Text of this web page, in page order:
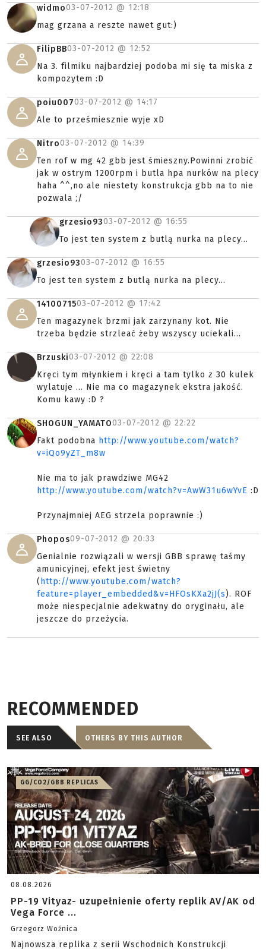
widmo03-07-2012 @ 12:18
mag grzana a reszte nawet gut:)
FilipBB03-07-2012 @ 12:52
Na 3. filmiku najbardziej podoba mi się ta miska z
kompozytem :D
poiu00703-07-2012 @ 14:17
Ale to prześmiesznie wyje xD
Nitro03-07-2012 @ 14:39
Ten rof w mg 42 gbb jest śmieszny.Powinni zrobić
jak w ostrym 1200rpm i butla hpa nurków na plecy
haha ^^,no ale niestety konstrukcja gbb na to nie
pozwala ;/
grzesio9303-07-2012 @ 16:55
To jest ten system z butlą nurka na plecy...
grzesio9303-07-2012 @ 16:55
To jest ten system z butlą nurka na plecy...
1410071503-07-2012 @ 17:42
Ten magazynek brzmi jak zarzynany kot. Nie
trzeba będzie strzleać żeby wszyscy uciekali...
Brzuski03-07-2012 @ 22:08
Kręci tym młynkiem i kręci a tam tylko z 30 kulek
wylatuje ... Nie ma co magazynek ekstra jakość.
Komu kawy :D ?
SHOGUN_YAMATO03-07-2012 @ 22:22
Fakt podobna http://www.youtube.com/watch?
v=iQo9yZT_m8w
Nie ma to jak prawdziwe MG42
http://www.youtube.com/watch?v=AwW31u6wYvE :D
Przynajmniej AEG strzela poprawnie :)
Phopos09-07-2012 @ 20:33
Genialnie rozwiązali w wersji GBB sprawę taśmy
amunicyjnej, efekt jest świetny
( http://www.youtube.com/watch?
feature=player_embedded&v=HFOsKXa2jJ(s). ROF
może niespecjalnie adekwatny do oryginału, ale
jeszcze do przeżycia.
RECOMMENDED
SEE ALSO OTHERS BY THIS AUTHOR
GG/CO2/GBB REPLICAS
08.08.2026
PP-19 Vityaz- uzupełnienie oferty replik AV/AK od
Vega Force ...
Grzegorz Woźnica
Najnowsza replika z serii Wschodnich Konstrukcji